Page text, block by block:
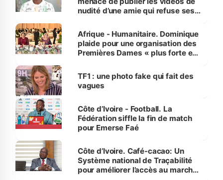
nudité d’une amie qui refuse ses
Afrique - Humanitaire. Dominique
plaide pour une organisation des
Premières Dames « plus forte et
sur la scène internationale »
TF1 : une photo fake qui fait des
vagues
Côte d’Ivoire - Football. La
Fédération siffle la fin de match
pour Emerse Faé
Côte d’Ivoire. Café-cacao: Un
Système national de Traçabilité
pour améliorer l’accès au marché